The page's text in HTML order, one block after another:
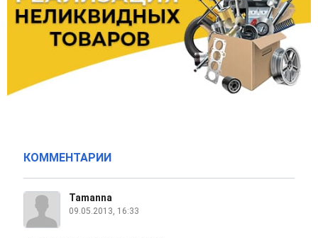
КОММЕНТАРИИ
Tamanna
09.05.2013, 16:33